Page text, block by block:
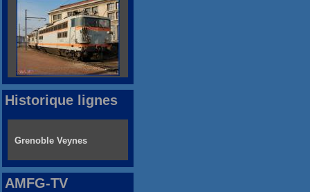
Historique lignes
Grenoble Veynes
AMFG-TV